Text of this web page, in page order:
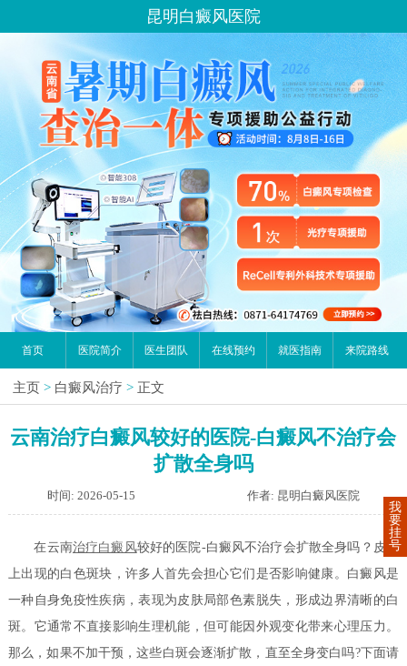
昆明白癜风医院
首页 医院简介 医生团队 在线预约 就医指南 来院路线
主页 > 白癜风治疗 > 正文
云南治疗白癜风较好的医院-白癜风不治疗会
扩散全身吗
时间: 2026-05-15 作者: 昆明白癜风医院
在云南治疗白癜风较好的医院-白癜风不治疗会扩散全身吗？皮肤
上出现的白色斑块，许多人首先会担心它们是否影响健康。白癜风是
一种自身免疫性疾病，表现为皮肤局部色素脱失，形成边界清晰的白
斑。它通常不直接影响生理机能，但可能因外观变化带来心理压力。
那么，如果不加干预，这些白斑会逐渐扩散，直至全身变白吗?下面请
我
要
挂
号